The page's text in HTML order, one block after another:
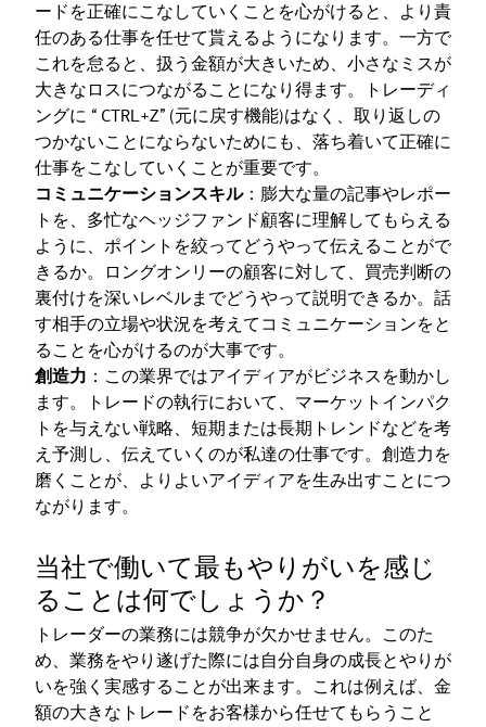
ードを正確にこなしていくことを心がけると、より責
任のある仕事を任せて貰えるようになります。一方で
これを怠ると、扱う金額が大きいため、小さなミスが
大きなロスにつながることになり得ます。トレーディ
ングに “ CTRL+Z” (元に戻す機能)はなく、取り返しの
つかないことにならないためにも、落ち着いて正確に
仕事をこなしていくことが重要です。
コミュニケーションスキル：膨大な量の記事やレポー
トを、多忙なヘッジファンド顧客に理解してもらえる
ように、ポイントを絞ってどうやって伝えることがで
きるか。ロングオンリーの顧客に対して、買売判断の
裏付けを深いレベルまでどうやって説明できるか。話
す相手の立場や状況を考えてコミュニケーションをと
ることを心がけるのが大事です。
創造力 ：この業界ではアイディアがビジネスを動かし
ます。トレードの執行において、マーケットインパク
トを与えない戦略、短期または長期トレンドなどを考
え予測し、伝えていくのが私達の仕事です。創造力を
磨くことが、よりよいアイディアを生み出すことにつ
ながります。
当社で働いて最もやりがいを感じ
ることは何でしょうか？
トレーダーの業務には競争が欠かせません。このた
め、業務をやり遂げた際には自分自身の成長とやりが
いを強く実感することが出来ます。これは例えば、金
額の大きなトレードをお客様から任せてもらうこと